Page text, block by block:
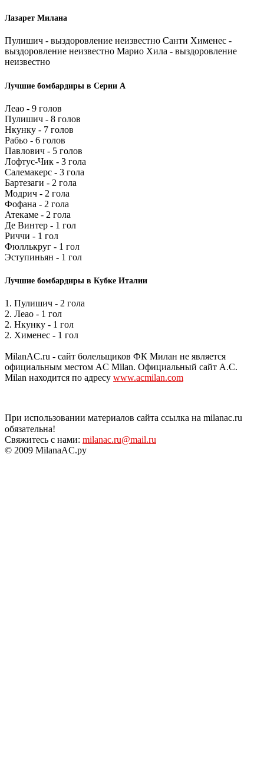
Лазарет Милана
Пулишич - выздоровление неизвестно Санти Хименес -
выздоровление неизвестно Марио Хила - выздоровление
неизвестно
Лучшие бомбардиры в Серии А
Леао - 9 голов
Пулишич - 8 голов
Нкунку - 7 голов
Рабьо - 6 голов
Павлович - 5 голов
Лофтус-Чик - 3 гола
Салемакерс - 3 гола
Бартезаги - 2 гола
Модрич - 2 гола
Фофана - 2 гола
Атекаме - 2 гола
Де Винтер - 1 гол
Риччи - 1 гол
Фюллькруг - 1 гол
Эступиньян - 1 гол
Лучшие бомбардиры в Кубке Италии
1. Пулишич - 2 гола
2. Леао - 1 гол
2. Нкунку - 1 гол
2. Хименес - 1 гол
MilanAC.ru - сайт болельщиков ФК Милан не является
официальным местом AC Milan. Официальный сайт A.C.
Milan находится по адресу www.acmilan.com
При использовании материалов сайта ссылка на milanac.ru
обязательна!
Свяжитесь с нами: milanac.ru@mail.ru
© 2009 MilanaAC.ру